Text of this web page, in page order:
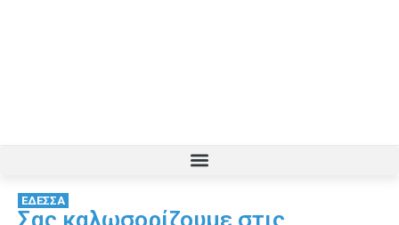
ΕΔΕΣΣΑ
Σας καλωσορίζουμε στις